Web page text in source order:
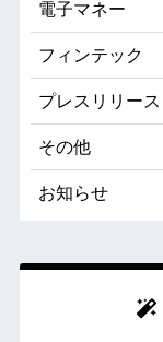
電子マネー
フィンテック
プレスリリース
その他
お知らせ